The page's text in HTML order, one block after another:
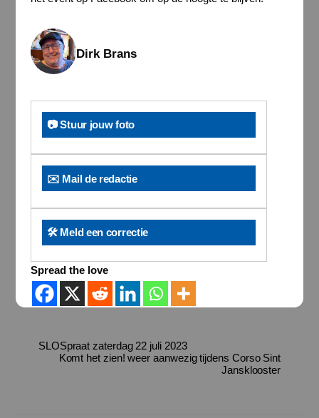
Dirk Brans
📷 Stuur jouw foto
✉️ Mail de redactie
🛠️ Meld een correctie
Spread the love
SLOSpraat zaterdag 22 juli 2023
Komt het zien! weer aanwezig tijdens Corso Sint
Jansklooster